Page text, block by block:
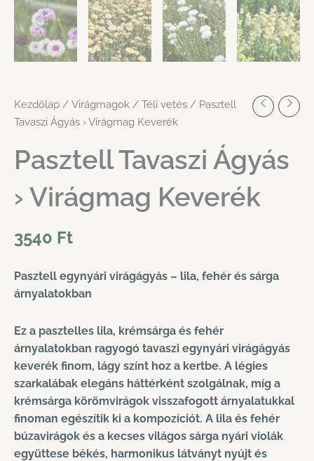
Kezdőlap / Virágmagok / Téli vetés / Pasztell
Tavaszi Ágyás › Virágmag Keverék
Pasztell Tavaszi Ágyás
› Virágmag Keverék
3540 Ft
Pasztell egynyári virágágyás – lila, fehér és sárga
árnyalatokban
Ez a pasztelles lila, krémsárga és fehér
árnyalatokban ragyogó tavaszi egynyári virágágyás
keverék finom, lágy színt hoz a kertbe. A légies
szarkalábak elegáns háttérként szolgálnak, míg a
krémsárga körömvirágok visszafogott árnyalatukkal
finoman egészítik ki a kompozíciót. A lila és fehér
búzavirágok és a kecses világos sárga nyári violák
együttese békés, harmonikus látványt nyújt és